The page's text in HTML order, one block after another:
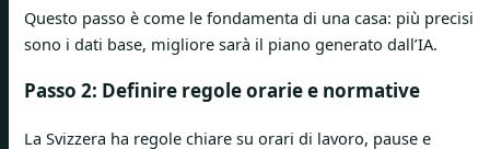
Questo passo è come le fondamenta di una casa: più precisi
sono i dati base, migliore sarà il piano generato dall’IA.
Passo 2: Definire regole orarie e normative
La Svizzera ha regole chiare su orari di lavoro, pause e